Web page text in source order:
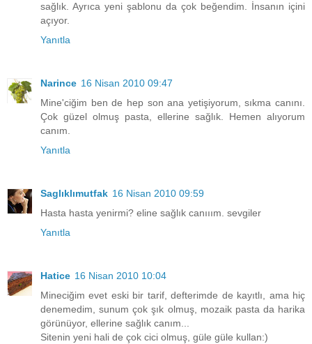
sağlık. Ayrıca yeni şablonu da çok beğendim. İnsanın içini
açıyor.
Yanıtla
Narince 16 Nisan 2010 09:47
Mine'ciğim ben de hep son ana yetişiyorum, sıkma canını.
Çok güzel olmuş pasta, ellerine sağlık. Hemen alıyorum
canım.
Yanıtla
Saglıklımutfak 16 Nisan 2010 09:59
Hasta hasta yenirmi? eline sağlık canııım. sevgiler
Yanıtla
Hatice 16 Nisan 2010 10:04
Mineciğim evet eski bir tarif, defterimde de kayıtlı, ama hiç
denemedim, sunum çok şık olmuş, mozaik pasta da harika
görünüyor, ellerine sağlık canım...
Sitenin yeni hali de çok cici olmuş, güle güle kullan:)